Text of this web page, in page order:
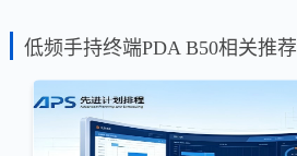
低频手持终端PDA B50相关推荐